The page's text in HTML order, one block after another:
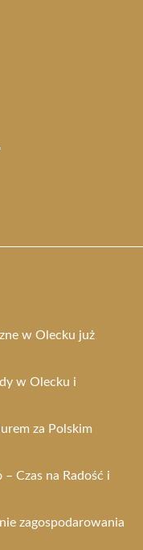
w Olecku już
w Olecku i
za Polskim
Czas na Radość i
zagospodarowania